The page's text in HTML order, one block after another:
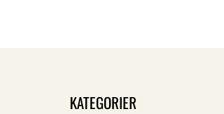
KATEGORIER